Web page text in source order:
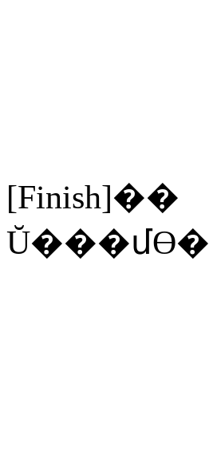
[Finish]��
Ŭ���մϴ�